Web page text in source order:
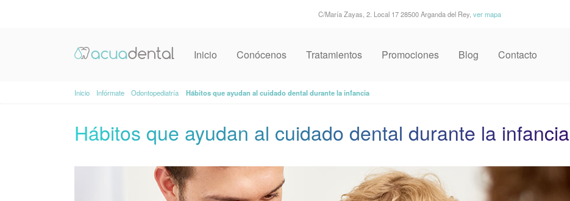
C/María Zayas, 2. Local 17 28500 Arganda del Rey, ver mapa
Inicio Conócenos Tratamientos Promociones Blog Contacto
Inicio Infórmate Odontopediatría Hábitos que ayudan al cuidado dental durante la infancia
Hábitos que ayudan al cuidado dental durante la infancia